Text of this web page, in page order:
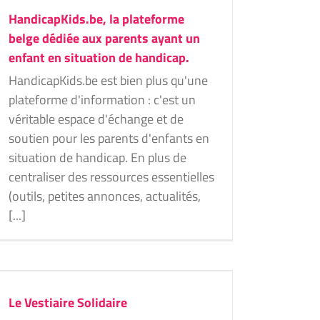
HandicapKids.be, la plateforme
belge dédiée aux parents ayant un
enfant en situation de handicap.
HandicapKids.be est bien plus qu'une
plateforme d'information : c'est un
véritable espace d'échange et de
soutien pour les parents d'enfants en
situation de handicap. En plus de
centraliser des ressources essentielles
(outils, petites annonces, actualités,
[...]
Le Vestiaire Solidaire